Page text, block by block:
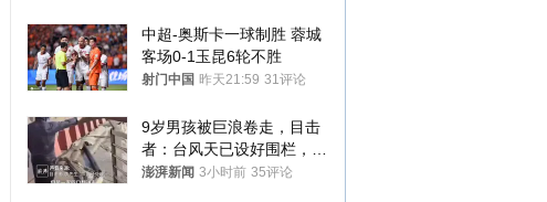
中超-奥斯卡一球制胜 蓉城
客场0-1玉昆6轮不胜
射门中国 昨天21:59 31评论
9岁男孩被巨浪卷走，目击
者：台风天已设好围栏，一
家四口翻入时保安曾喊话劝
澎湃新闻 3小时前 35评论